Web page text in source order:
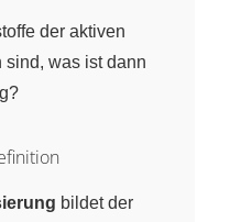
der aktiven
sind, was ist dann
bildet der